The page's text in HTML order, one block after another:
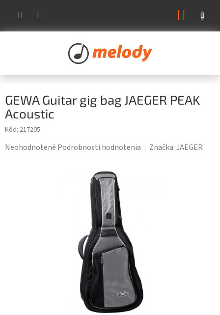
obsah
GEWA Guitar gig bag JAEGER PEAK
Acoustic
Kód: 217205
Priemerné
Neohodnotené Podrobnosti hodnotenia Značka:JAEGER